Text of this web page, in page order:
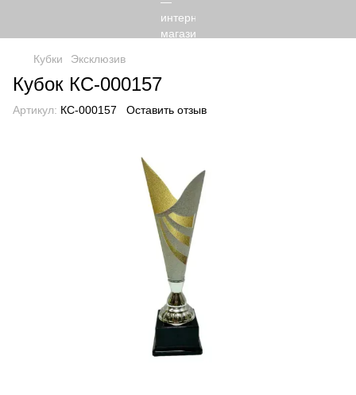
Кубки Эксклюзив
Кубок КС-000157
Артикул: КС-000157 Оставить отзыв